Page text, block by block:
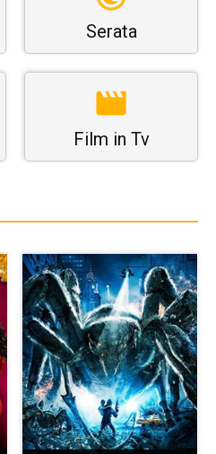
Serata
Film in Tv